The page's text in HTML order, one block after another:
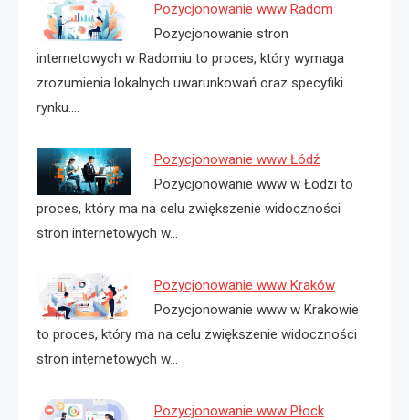
Pozycjonowanie www Radom
Pozycjonowanie stron
internetowych w Radomiu to proces, który wymaga
zrozumienia lokalnych uwarunkowań oraz specyfiki
rynku.…
Pozycjonowanie www Łódź
Pozycjonowanie www w Łodzi to
proces, który ma na celu zwiększenie widoczności
stron internetowych w…
Pozycjonowanie www Kraków
Pozycjonowanie www w Krakowie
to proces, który ma na celu zwiększenie widoczności
stron internetowych w…
Pozycjonowanie www Płock